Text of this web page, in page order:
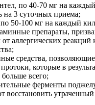
по 40-70 мг на
на 3 суточных приема;
50-100 мг на каждый
препараты,
аллергических реакций
средства,
которые в
всего;
ферменты
восстановить утраченный